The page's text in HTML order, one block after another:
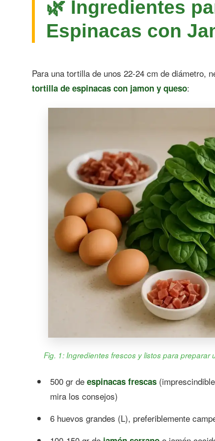
🌿 Ingredientes
Espinacas con
Para una tortilla de unos 22-24 cm de diámetro,
tortilla de espinacas con jamon y queso:
Fig. 1: Ingredientes frescos y listos para
500 gr deespinacas frescas
mira los consejos)
6 huevos grandes (L), preferiblemente